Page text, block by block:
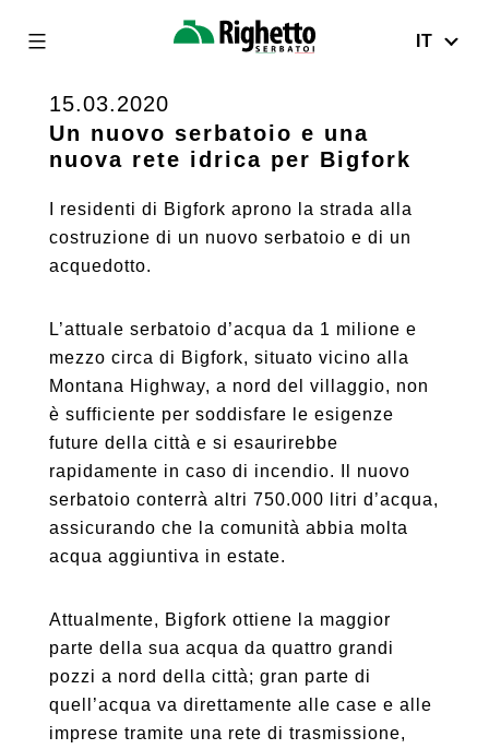
content
Righetto
IT
15.03.2020
Un nuovo serbatoio e una
nuova rete idrica per Bigfork
I residenti di Bigfork aprono la strada alla
costruzione di un nuovo serbatoio e di un
acquedotto.
L’attuale serbatoio d’acqua da 1 milione e
mezzo circa di Bigfork, situato vicino alla
Montana Highway, a nord del villaggio, non
è sufficiente per soddisfare le esigenze
future della città e si esaurirebbe
rapidamente in caso di incendio. Il nuovo
serbatoio conterrà altri 750.000 litri d’acqua,
assicurando che la comunità abbia molta
acqua aggiuntiva in estate.
Attualmente, Bigfork ottiene la maggior
parte della sua acqua da quattro grandi
pozzi a nord della città; gran parte di
quell’acqua va direttamente alle case e alle
imprese tramite una rete di trasmissione,